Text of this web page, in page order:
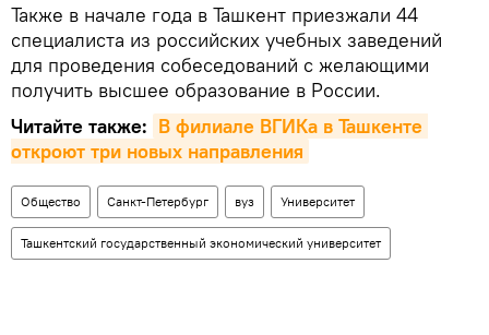
Также в начале года в Ташкент приезжали 44
специалиста из российских учебных заведений
для проведения собеседований с желающими
получить высшее образование в России.
Читайте также: В филиале ВГИКа в Ташкенте
откроют три новых направления
Общество Санкт-Петербург вуз Университет
Ташкентский государственный экономический университет